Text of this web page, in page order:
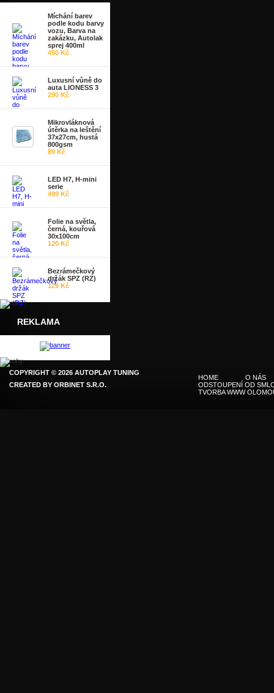
Míchání barev
podle kodu barvy
vozu, Barva na
zakázku, Autolak
sprej 400ml
450 Kč
Luxusní vůně do
auta LIONESS 3
290 Kč
Mikrovláknová
útěrka na leštění
37x27cm, hustá
800gsm
89 Kč
LED H7, H-mini
serie
499 Kč
Folie na světla,
černá, kouřová
30x100cm
120 Kč
Bezrámečkový
držák SPZ (RZ)
129 Kč
REKLAMA
COPYRIGHT © 2026 AUTOPLAY TUNING
CREATED BY ORBINET S.R.O.
HOME
O NÁS
ODSTOUPENÍ OD
TVORBA WWW